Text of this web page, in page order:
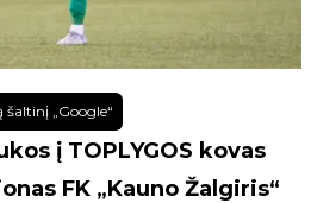
„Google“
į TOPLYGOS kovas
FK „Kauno Žalgiris“